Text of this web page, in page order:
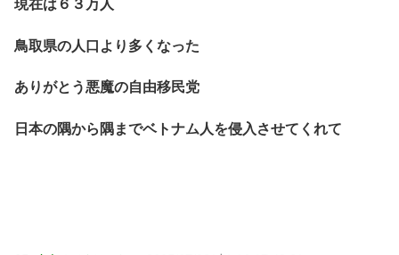
現在は６３万人
鳥取県の人口より多くなった
ありがとう悪魔の自由移民党
日本の隅から隅までベトナム人を侵入させてくれて